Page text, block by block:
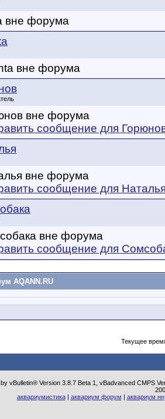
AQANN.RU
Текущее
vBulletin® Version 3.8.7 Beta 1, vBadvanced CMPS
аквариумистика| аквариум форум | аквариум нн